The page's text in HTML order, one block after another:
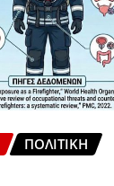
ΠΟΛΙΤΙΚΉ